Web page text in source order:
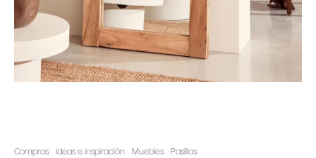
Compras Ideas e inspiración Muebles Pasillos